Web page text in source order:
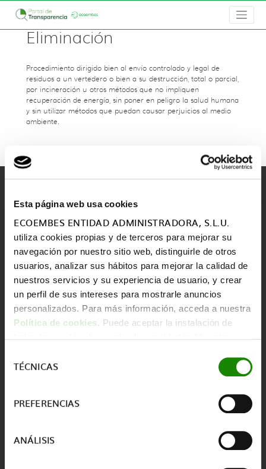
Esta página web usa cookies
ECOEMBES ENTIDAD ADMINISTRADORA, S.L.U.
utiliza cookies propias y de terceros para mejorar su
navegación por nuestro sitio web, distinguirle de otros
usuarios, analizar sus hábitos para mejorar la calidad de
nuestros servicios y su experiencia de usuario, y crear
un perfil de sus intereses para mostrarle anuncios
personalizados. Para más información, acceda a nuestra
Política de cookies. Puede aceptar la instalación de
botón “Configurar cookies”, o rechazar su instalación,
TÉCNICAS
PREFERENCIAS
ANÁLISIS
Eliminación
Procedimiento dirigido bien al envío controlado y legal de
residuos a un vertedero o bien a su destrucción, total o parcial,
por incineración u otros métodos que no impliquen
recuperación de energía, sin poner en peligro la salud humana
y sin utilizar métodos que puedan causar perjuicios al medio
ambiente.
Los residuos de envases
El rol de Ecoembes
Gobernanza